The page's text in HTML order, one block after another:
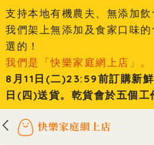
支持本地有機農夫、無添加飲
我們架上無添加及食家口味
選的！
我們是「快樂家庭網上店」。
8月11日(二)23:59前訂購新
日(四)送貨。乾貨會於五個工